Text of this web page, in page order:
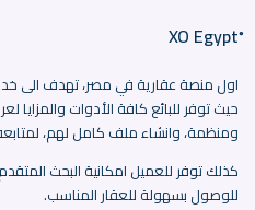
اول منصة عقارية في مصر، تهدف الى
حيث توفر للبائع كافة الأدوات
ومنظمة، وانشاء ملف كامل لهم،
كذلك توفر للعميل امكانية البحث
للوصول بسهولة للعقار المناسب.